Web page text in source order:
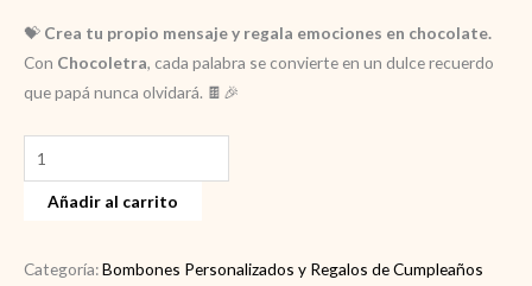
💝 Crea tu propio mensaje y regala emociones en chocolate.
Con Chocoletra, cada palabra se convierte en un dulce recuerdo
que papá nunca olvidará. 🍫🎉
Caja
de
bombones
frases
Añadir al carrito
Categoría:Bombones Personalizados y Regalos de Cumpleaños